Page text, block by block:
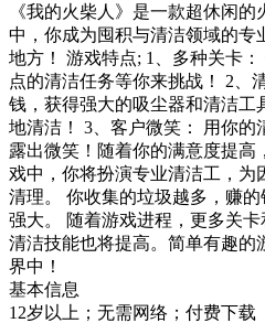
《我的火柴人》是一款超休闲
中，你成为囤积与清洁领域的专
地方！ 游戏特点; 1、多种关卡
点的清洁任务等你来挑战！ 2、
钱，获得强大的吸尘器和清洁工
地清洁！ 3、客户微笑： 用你的
露出微笑！随着你的满意度提高
戏中，你将扮演专业清洁工，为
清理。 你收集的垃圾越多，赚
强大。 随着游戏进程，更多关
清洁技能也将提高。简单有趣的
界中！
基本信息
12岁以上；无需网络；付费下载